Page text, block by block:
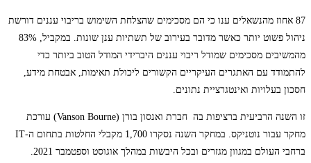
87 אחוז מהנשאלים ענו כי הם מסכימים שהצלחת השימוש בריבוי עננים דורשת
ניהול פשוט יותר כאשר מדובר בעירוב של תשתיות ענן שונות. במקביל, 83%
מהמשיבים מסכימים שמודל ריבוי עננים היברידי המודל הטוב ביותר כדי
להתמודד עם האתגרים העיקריים הקשורים ליכולת תאימות, אבטחת מידע,
חסכון בעלויות ואינטגרציית נתונים.
זו השנה הרביעית ברציפות בה חברת ואנסון בורן (Vanson Bourne) עורכת
מחקר עבור נוטניקס. במחקר השנה נסקרו 1,700 מקבלי החלטות בתחום ה-IT
ברחבי העולם במגוון מגזרים ובכל היבשות במהלך אוגוסט וספטמבר 2021.